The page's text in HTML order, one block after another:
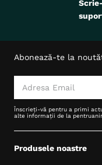
Abonează-te la
Înscrieți-vă pentru a primi
alte informații de la
Produsele noastre